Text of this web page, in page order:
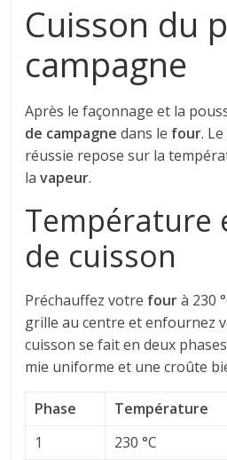
Cuisson du
campagne
Après le façonnage et la
de campagne dans le four.
réussie repose sur la
lavapeur.
Température
de cuisson
Préchauffez votre fourà 230
grille au centre et enfournez
cuisson se fait en deux
mie uniforme et une croûte
Phase Température
1
230 °C